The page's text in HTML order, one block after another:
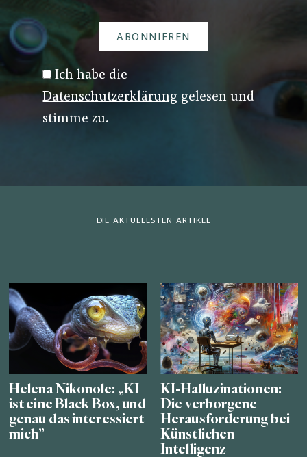
Ich habe die
Datenschutzerklärung gelesen und
stimme zu.
DIE AKTUELLSTEN ARTIKEL
Helena Nikonole: „KI
ist eine Black Box, und
genau das interessiert
mich”
KI-Halluzinationen:
Die verborgene
Herausforderung bei
Künstlichen
Intelligenz